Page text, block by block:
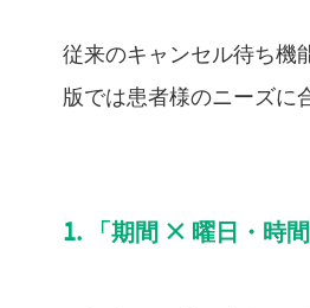
従来のキャンセル待ち機
版では患者様のニーズに
1. 「期間 × 曜日・時